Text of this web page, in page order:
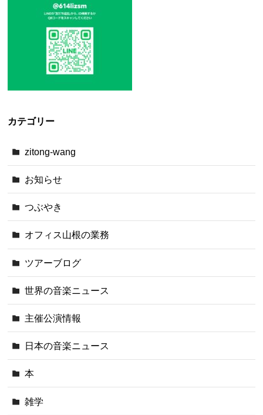
カテゴリー
zitong-wang
お知らせ
つぶやき
オフィス山根の業務
ツアーブログ
世界の音楽ニュース
主催公演情報
日本の音楽ニュース
本
雑学